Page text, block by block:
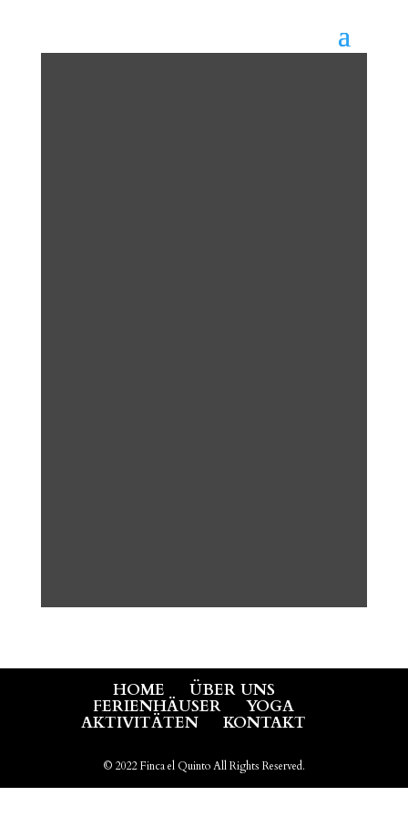
HOME ÜBER UNS
FERIENHÄUSER YOGA
AKTIVITÄTEN KONTAKT
© 2022 Finca el Quinto All Rights Reserved.